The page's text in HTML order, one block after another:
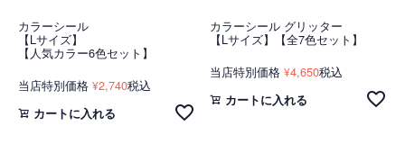
カラーシール
【Lサイズ】
【人気カラー6色セット】
当店特別価格 ¥2,740税込
カートに入れる
カラーシール グリッター
【Lサイズ】【全7色セット】
当店特別価格 ¥4,650税込
カートに入れる